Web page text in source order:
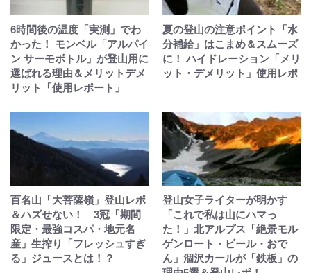
6時間後の温度「実測」でわ
かった！ モンベル「アルパイ
ン サーモボトル」が登山用に
選ばれる理由＆メリットデメ
リット「使用レポート」
夏の登山の注意ポイント「水
分補給」はこまめ＆スムーズ
に！ ハイドレーション「メリ
ット・デメリット」使用レポ
百名山「大菩薩嶺」登山レポ
＆ハズせない！ 3冠「期間
限定・最強コスパ・地元名
産」生搾り「フレッシュすぎ
る」ジュースとは！？
登山女子ライターが明かす
「これで私は山にハマっ
た！」北アルプス「絶景モル
ゲンロート・ビール・おで
ん」涸沢カールが「鉄板」の